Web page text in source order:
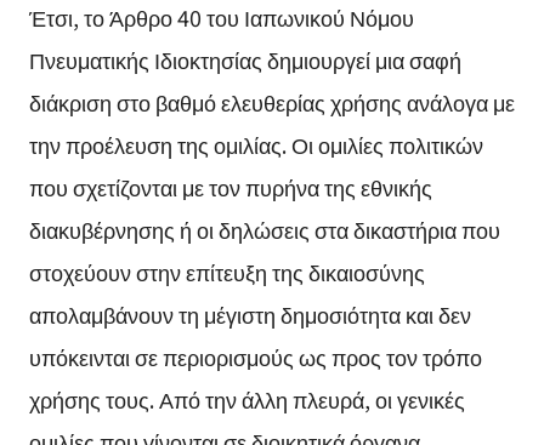
Έτσι, το Άρθρο 40 του Ιαπωνικού Νόμου
Πνευματικής Ιδιοκτησίας δημιουργεί μια σαφή
διάκριση στο βαθμό ελευθερίας χρήσης ανάλογα με
την προέλευση της ομιλίας. Οι ομιλίες πολιτικών
που σχετίζονται με τον πυρήνα της εθνικής
διακυβέρνησης ή οι δηλώσεις στα δικαστήρια που
στοχεύουν στην επίτευξη της δικαιοσύνης
απολαμβάνουν τη μέγιστη δημοσιότητα και δεν
υπόκεινται σε περιορισμούς ως προς τον τρόπο
χρήσης τους. Από την άλλη πλευρά, οι γενικές